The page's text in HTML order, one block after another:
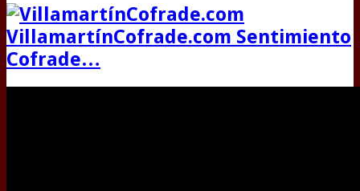
VillamartínCofrade.com Sentimiento
Cofrade…